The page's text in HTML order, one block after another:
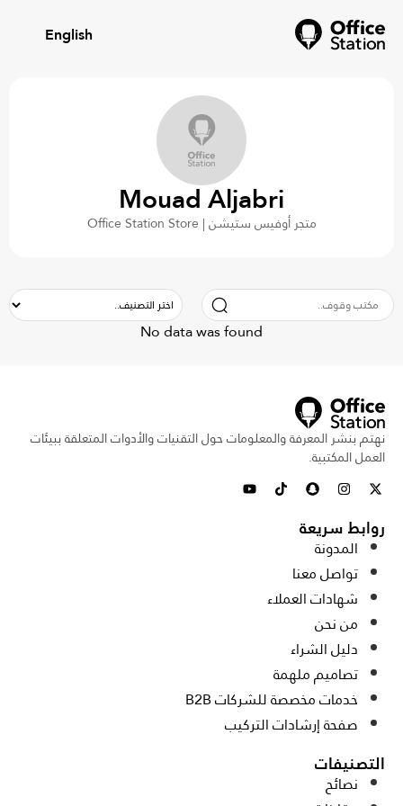
English
Mouad Aljabri
متجر أوفيس ستيشن | Office Station Store
No data was found
نهتم بنشر المعرفة والمعلومات حول التقنيات والأدوات المتعلقة ببيئات
العمل المكتبية.
روابط سريعة
المدونة
تواصل معنا
شهادات العملاء
من نحن
دليل الشراء
تصاميم ملهمة
خدمات مخصصة للشركات B2B
صفحة إرشادات التركيب
التصنيفات
نصائح